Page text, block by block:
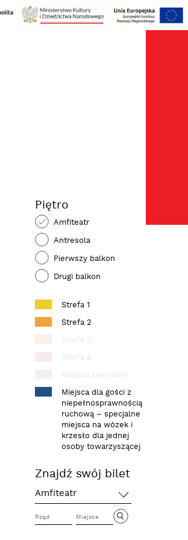
Piętro
Amfiteatr
Antresola
Pierwszy balkon
Drugi balkon
Strefa 1
Strefa 2
Strefa 3
Strefa 4
Miejsca specjalne
Miejsca dla gości z
niepełnosprawnością
ruchową – specjalne
miejsca na wózek i
krzesło dla jednej
osoby towarzyszącej
Znajdź swój bilet